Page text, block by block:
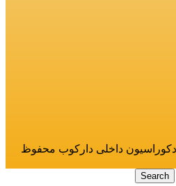
داخلی دارکوب محفوظ
Search